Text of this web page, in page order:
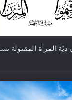
المرأة المقتولة